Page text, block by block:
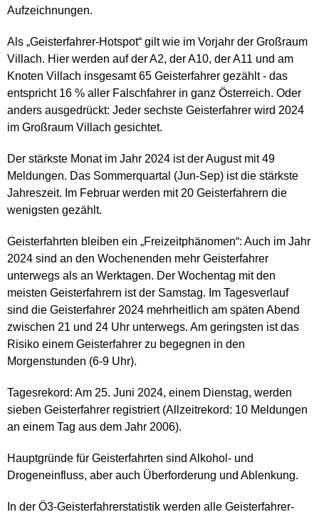
Aufzeichnungen.
Als „Geisterfahrer-Hotspot“ gilt wie im Vorjahr der Großraum
Villach. Hier werden auf der A2, der A10, der A11 und am
Knoten Villach insgesamt 65 Geisterfahrer gezählt - das
entspricht 16 % aller Falschfahrer in ganz Österreich. Oder
anders ausgedrückt: Jeder sechste Geisterfahrer wird 2024
im Großraum Villach gesichtet.
Der stärkste Monat im Jahr 2024 ist der August mit 49
Meldungen. Das Sommerquartal (Jun-Sep) ist die stärkste
Jahreszeit. Im Februar werden mit 20 Geisterfahrern die
wenigsten gezählt.
Geisterfahrten bleiben ein „Freizeitphänomen“: Auch im Jahr
2024 sind an den Wochenenden mehr Geisterfahrer
unterwegs als an Werktagen. Der Wochentag mit den
meisten Geisterfahrern ist der Samstag. Im Tagesverlauf
sind die Geisterfahrer 2024 mehrheitlich am späten Abend
zwischen 21 und 24 Uhr unterwegs. Am geringsten ist das
Risiko einem Geisterfahrer zu begegnen in den
Morgenstunden (6-9 Uhr).
Tagesrekord: Am 25. Juni 2024, einem Dienstag, werden
sieben Geisterfahrer registriert (Allzeitrekord: 10 Meldungen
an einem Tag aus dem Jahr 2006).
Hauptgründe für Geisterfahrten sind Alkohol- und
Drogeneinfluss, aber auch Überforderung und Ablenkung.
In der Ö3-Geisterfahrerstatistik werden alle Geisterfahrer-